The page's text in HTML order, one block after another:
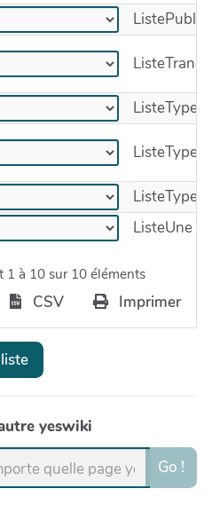
ListeType
ListeUne
à 10 sur 10 éléments
CSV Imprimer
yeswiki
Go !